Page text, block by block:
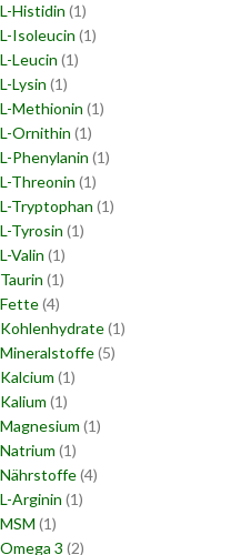
L-Histidin (1)
L-Isoleucin (1)
L-Leucin (1)
L-Lysin (1)
L-Methionin (1)
L-Ornithin (1)
L-Phenylanin (1)
L-Threonin (1)
L-Tryptophan (1)
L-Tyrosin (1)
L-Valin (1)
Taurin (1)
Fette(4)
Kohlenhydrate(1)
Mineralstoffe(5)
Kalcium (1)
Kalium (1)
Magnesium (1)
Natrium (1)
Nährstoffe(4)
L-Arginin (1)
MSM (1)
Omega 3 (2)